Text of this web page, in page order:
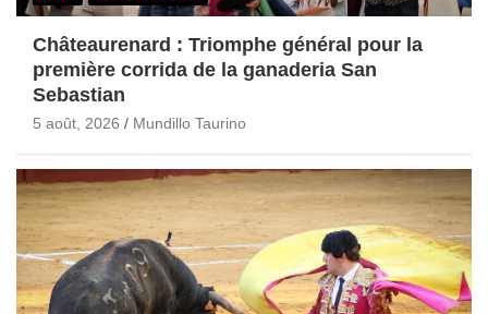
Châteaurenard : Triomphe général pour la
première corrida de la ganaderia San
Sebastian
5 août, 2026 Mundillo Taurino